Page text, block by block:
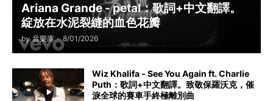
Ariana Grande - petal：歌詞+中文翻譯。
綻放在水泥裂縫的血色花瓣
by 音樂庫 - 8/01/2026
Wiz Khalifa - See You Again ft. Charlie
Puth：歌詞+中文翻譯。致敬保羅沃克，催
淚全球的賽車手終極離別曲